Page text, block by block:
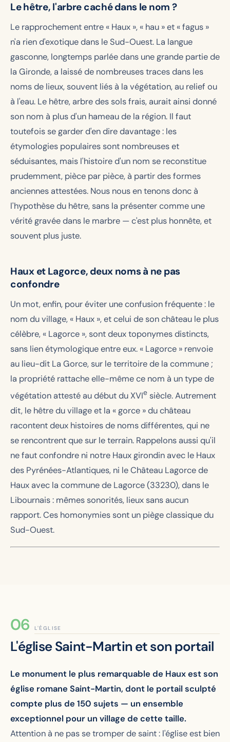
Le hêtre, l'arbre caché dans le nom ?
Le rapprochement entre « Haux », « hau » et « fagus »
n'a rien d'exotique dans le Sud-Ouest. La langue
gasconne, longtemps parlée dans une grande partie de
la Gironde, a laissé de nombreuses traces dans les
noms de lieux, souvent liés à la végétation, au relief ou
à l'eau. Le hêtre, arbre des sols frais, aurait ainsi donné
son nom à plus d'un hameau de la région. Il faut
toutefois se garder d'en dire davantage : les
étymologies populaires sont nombreuses et
séduisantes, mais l'histoire d'un nom se reconstitue
prudemment, pièce par pièce, à partir des formes
anciennes attestées. Nous nous en tenons donc à
l'hypothèse du hêtre, sans la présenter comme une
vérité gravée dans le marbre — c'est plus honnête, et
souvent plus juste.
Haux et Lagorce, deux noms à ne pas
confondre
Un mot, enfin, pour éviter une confusion fréquente : le
nom du village, « Haux », et celui de son château le plus
célèbre, « Lagorce », sont deux toponymes distincts,
sans lien étymologique entre eux. « Lagorce » renvoie
au lieu-dit La Gorce, sur le territoire de la commune ;
la propriété rattache elle-même ce nom à un type de
végétation attesté au début du XVIe siècle. Autrement
dit, le hêtre du village et la « gorce » du château
racontent deux histoires de noms différentes, qui ne
se rencontrent que sur le terrain. Rappelons aussi qu'il
ne faut confondre ni notre Haux girondin avec le Haux
des Pyrénées-Atlantiques, ni le Château Lagorce de
Haux avec la commune de Lagorce (33230), dans le
Libournais : mêmes sonorités, lieux sans aucun
rapport. Ces homonymies sont un piège classique du
Sud-Ouest.
L'ÉGLISE
L'église Saint-Martin et son portail
Le monument le plus remarquable de Haux est son
église romane Saint-Martin, dont le portail sculpté
compte plus de 150 sujets — un ensemble
exceptionnel pour un village de cette taille.
Attention à ne pas se tromper de saint : l'église est bien